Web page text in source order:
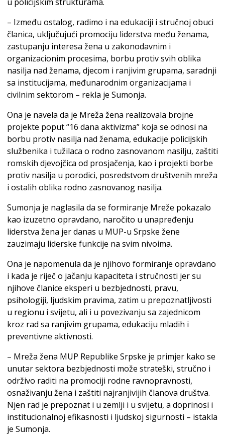
– Između ostalog, radimo i na edukaciji i stručnoj obuci
članica, uključujući promociju liderstva među ženama,
zastupanju interesa žena u zakonodavnim i
organizacionim procesima, borbu protiv svih oblika
nasilja nad ženama, djecom i ranjivim grupama, saradnji
sa institucijama, međunarodnim organizacijama i
civilnim sektorom – rekla je Sumonja.
Ona je navela da je Mreža žena realizovala brojne
projekte poput “16 dana aktivizma” koja se odnosi na
borbu protiv nasilja nad ženama, edukacije policijskih
službenika i tužilaca o rodno zasnovanom nasilju, zaštiti
romskih djevojčica od prosjačenja, kao i projekti borbe
protiv nasilja u porodici, posredstvom društvenih mreža
i ostalih oblika rodno zasnovanog nasilja.
Sumonja je naglasila da se formiranje Mreže pokazalo
kao izuzetno opravdano, naročito u unapređenju
liderstva žena jer danas u MUP-u Srpske žene
zauzimaju liderske funkcije na svim nivoima.
Ona je napomenula da je njihovo formiranje opravdano
i kada je riječ o jačanju kapaciteta i stručnosti jer su
njihove članice eksperi u bezbjednosti, pravu,
psihologiji, ljudskim pravima, zatim u prepoznatljivosti
u regionu i svijetu, ali i u povezivanju sa zajednicom
kroz rad sa ranjivim grupama, edukaciju mladih i
preventivne aktivnosti.
– Mreža žena MUP Republike Srpske je primjer kako se
unutar sektora bezbjednosti može strateški, stručno i
održivo raditi na promociji rodne ravnopravnosti,
osnaživanju žena i zaštiti najranjivijih članova društva.
Njen rad je prepoznat i u zemlji i u svijetu, a doprinosi i
institucionalnoj efikasnosti i ljudskoj sigurnosti – istakla
je Sumonja.